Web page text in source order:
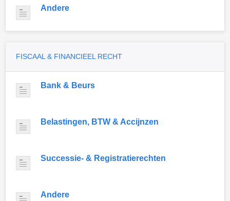
Andere
FISCAAL & FINANCIEEL RECHT
Bank & Beurs
Belastingen, BTW & Accijnzen
Successie- & Registratierechten
Andere